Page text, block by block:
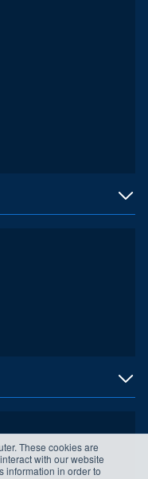
These cookies are
with our website
information in order to